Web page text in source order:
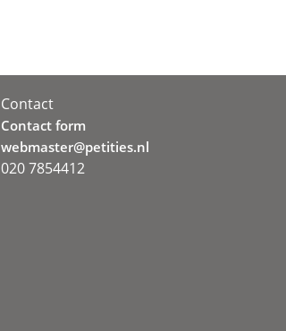
Contact
Contact form
webmaster@petities.nl
020 7854412